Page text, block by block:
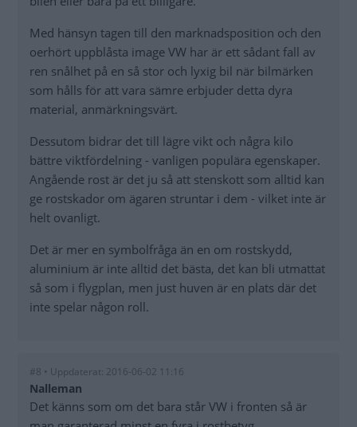
Med hänsyn tagen till den marknadsposition och den
oerhört uppblåsta image VW har är ett sådant fall av
ren snålhet på en så stor och lyxig bil när bilmärken
som hålls för att vara sämre erbjuder detta dyra
material, anmärkningsvärt.
Dessutom bidrar det till lägre vikt och några kilo
bättre viktfördelning - vanligen populära egenskaper.
Angående rost är det ju så att stenskott som alltid kan
ge rostskador om ägaren struntar i dem - vilket inte är
helt ovanligt.
Det är mer en symbolfråga än en om rostskydd,
aluminium är inte alltid det bästa, det kan bli utmattat
så som i flygplan, men just huven är en plats där det
inte spelar någon roll.
#8 • Uppdaterat: 2016-06-02 11:16
Nalleman
Det känns som om det bara står VW i fronten så är